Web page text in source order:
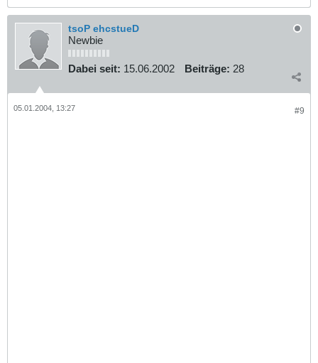
tsoP ehcstueD
Newbie
Dabei seit: 15.06.2002 Beiträge: 28
#9
05.01.2004, 13:27